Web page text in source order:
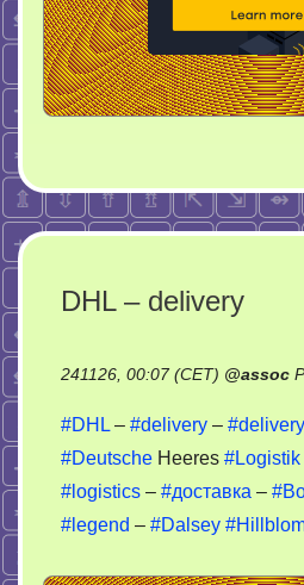
DHL – delivery
241126, 00:07 (CET) @assoc
#DHL – #delivery –
#Deutsche Heeres #Logistik
#logistics – #доставка –
#legend – #Dalsey